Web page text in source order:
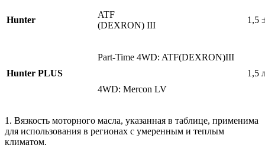
Hunter
ATF
(DEXRON) III
1,5
Hunter PLUS
Part-Time 4WD: ATF(DEXRON)III
1,5
4WD: Mercon LV
1. Вязкость моторного масла, указанная в таблице, применима
для использования в регионах с умеренным и теплым
климатом.